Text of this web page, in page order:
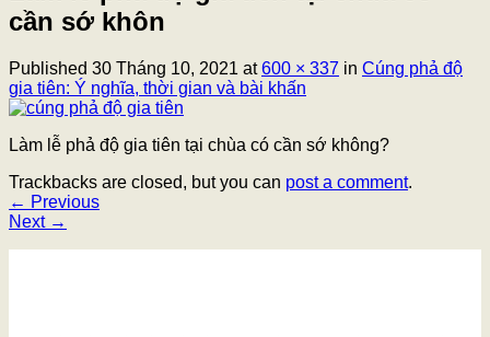
cần sớ khôn
Published 30 Tháng 10, 2021 at600 × 337 in Cúng phả độ
gia tiên: Ý nghĩa, thời gian và bài khấn
Làm lễ phả độ gia tiên tại chùa có cần sớ không?
Trackbacks are closed, but you can post a comment.
← Previous
Next →